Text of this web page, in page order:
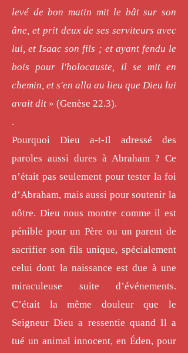
levé de bon matin mit le bât sur son
âne, et prit deux de ses serviteurs avec
lui, et Isaac son fils ; et ayant fendu le
bois pour l'holocauste, il se mit en
chemin, et s'en alla au lieu que Dieu lui
avait dit » (Genèse 22.3).
.
Pourquoi Dieu a-t-Il adressé des
paroles aussi dures à Abraham ? Ce
n’était pas seulement pour tester la foi
d’Abraham, mais aussi pour soutenir la
nôtre. Dieu nous montre comme il est
pénible pour un Père ou un parent de
sacrifier son fils unique, spécialement
celui dont la naissance est due à une
miraculeuse suite d’événements.
C’était la même douleur que le
Seigneur Dieu a ressentie quand Il a
tué un animal innocent, en Éden, pour